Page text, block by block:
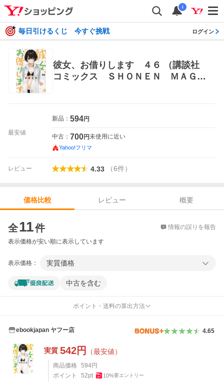
i
毎日引けるくじ 今すぐ挑戦 ログイン
彼女、お借りします ４６ （講談社
コミックス ＳＨＯＮＥＮ ＭＡＧＡ
最安値
新品： 594円
中古： 700円未使用に近い
Yahoo!フリマ
レビュー 4.33 （6件）
価格比較 レビュー
概要
全11件 情報の誤りを報告
表示価格が安い順に表示しています
表示価格： 実質価格
中古を含む
ポイント・送料の算出方法
ebookjapan ヤフー店 4.65
実質 542円 （最安値）
商品価格 594円
ポイント
52pt 10%要エントリー